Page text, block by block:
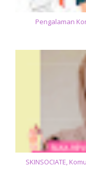
Pengalaman
SKINSOCIATE,